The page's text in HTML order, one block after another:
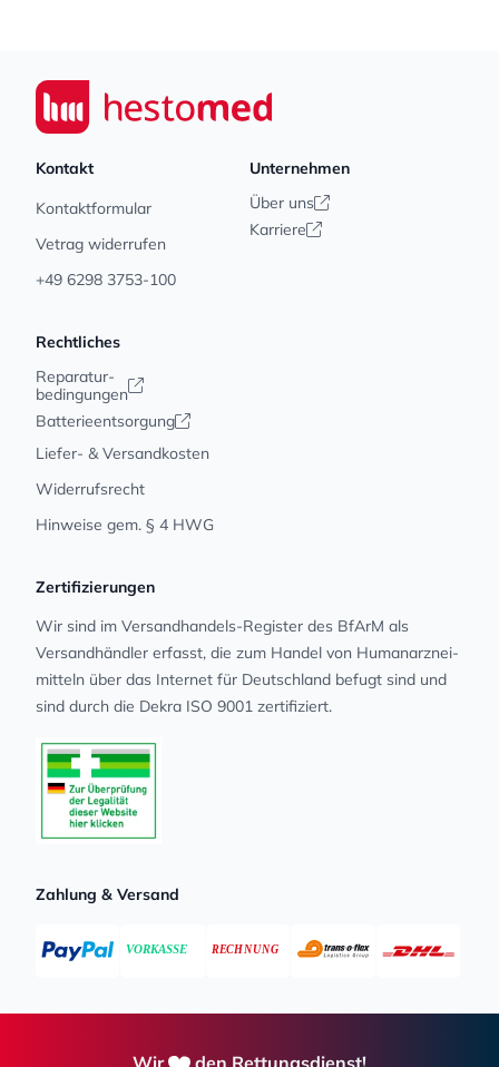
Seiwert GmbH
Kontakt
Kontaktformular
Vetrag widerrufen
+49 6298 3753-100
Unternehmen
Über uns
Karriere
Rechtliches
Reparatur-
bedingungen
Batterieentsorgung
Liefer- & Versandkosten
Widerrufsrecht
Hinweise gem. § 4 HWG
Zertifizierungen
Wir sind im Versandhandels-Register des BfArM als
Versandhändler erfasst, die zum Handel von Human­arz­nei­
mit­teln über das Internet für Deutschland befugt sind und
sind durch die Dekra ISO 9001 zertifiziert.
Zahlung & Versand
Wir den Rettungsdienst!